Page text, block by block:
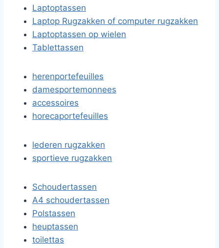
Laptoptassen
Laptop Rugzakken of computer rugzakken
Laptoptassen op wielen
Tablettassen
herenportefeuilles
damesportemonnees
accessoires
horecaportefeuilles
lederen rugzakken
sportieve rugzakken
Schoudertassen
A4 schoudertassen
Polstassen
heuptassen
toilettas